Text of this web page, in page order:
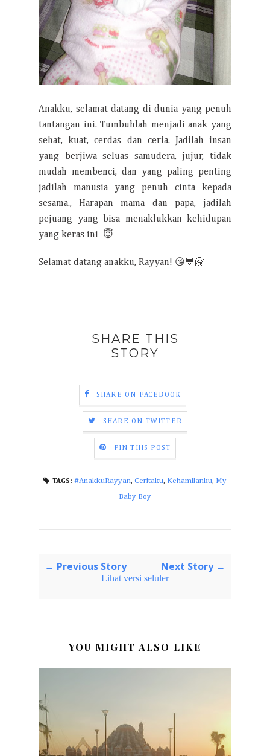
Anakku, selamat datang di dunia yang penuh
tantangan ini. Tumbuhlah menjadi anak yang
sehat, kuat, cerdas dan ceria. Jadilah insan
yang berjiwa seluas samudera, jujur, tidak
mudah membenci, dan yang paling penting
jadilah manusia yang penuh cinta kepada
sesama., Harapan mama dan papa, jadilah
pejuang yang bisa menaklukkan kehidupan
yang keras ini 😇
Selamat datang anakku, Rayyan! 😘💙🤗
SHARE THIS
STORY
SHARE ON FACEBOOK
SHARE ON TWITTER
PIN THIS POST
TAGS: #AnakkuRayyan, Ceritaku, Kehamilanku, My
Baby Boy
← Previous Story Next Story →
Lihat versi seluler
YOU MIGHT ALSO LIKE